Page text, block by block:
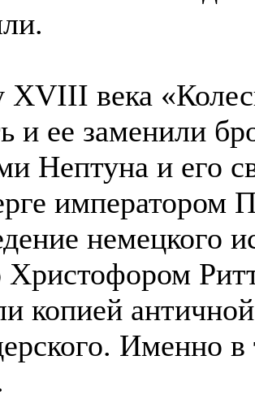
XVIII века
и ее заменили
Нептуна и его
императором
немецкого
Христофором
копией
Именно в